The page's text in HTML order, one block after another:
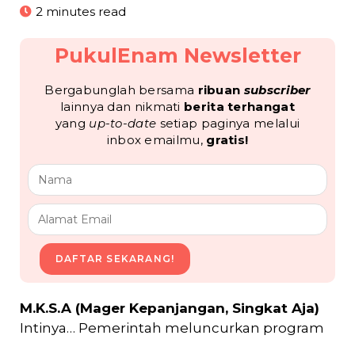
2 minutes read
PukulEnam Newsletter
Bergabunglah bersama ribuan subscriber
lainnya dan nikmati berita terhangat
yang up-to-date setiap paginya melalui
inbox emailmu, gratis!
DAFTAR SEKARANG!
M.K.S.A (Mager Kepanjangan, Singkat Aja)
Intinya… Pemerintah meluncurkan program